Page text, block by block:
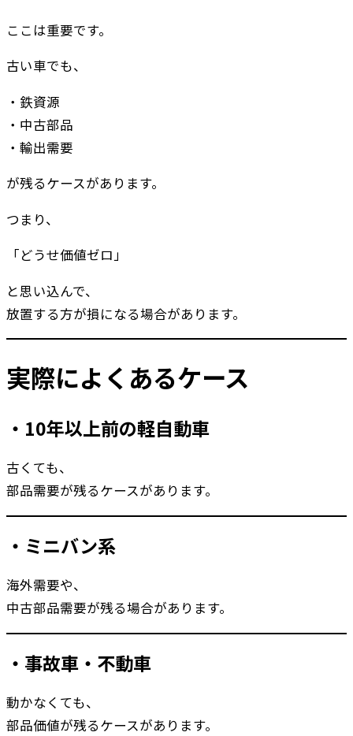
ここは重要です。
古い車でも、
・鉄資源
・中古部品
・輸出需要
が残るケースがあります。
つまり、
「どうせ価値ゼロ」
と思い込んで、
放置する方が損になる場合があります。
実際によくあるケース
・10年以上前の軽自動車
古くても、
部品需要が残るケースがあります。
・ミニバン系
海外需要や、
中古部品需要が残る場合があります。
・事故車・不動車
動かなくても、
部品価値が残るケースがあります。